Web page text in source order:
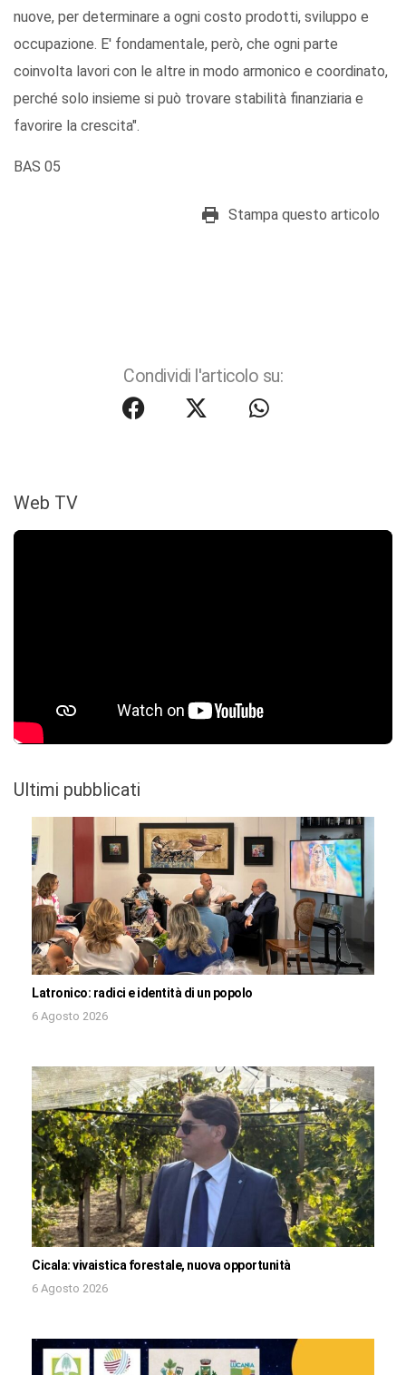
nuove, per determinare a ogni costo prodotti, sviluppo e
occupazione. E' fondamentale, però, che ogni parte
coinvolta lavori con le altre in modo armonico e coordinato,
perché solo insieme si può trovare stabilità finanziaria e
favorire la crescita".
BAS 05
Stampa questo articolo
Condividi l'articolo su:
Web TV
Ultimi pubblicati
Latronico: radici e identità di un popolo
6 Agosto 2026
Cicala: vivaistica forestale, nuova opportunità
6 Agosto 2026